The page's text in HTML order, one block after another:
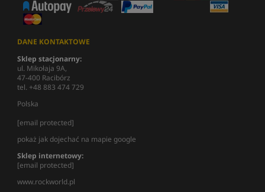
DANE KONTAKTOWE
Sklep stacjonarny:
ul. Mikołaja 9A,
47-400 Racibórz
tel. +48 883 474 729
Polska
[email protected]
pokaż jak dojechać na mapie google
Sklep internetowy:
[email protected]
www.rockworld.pl